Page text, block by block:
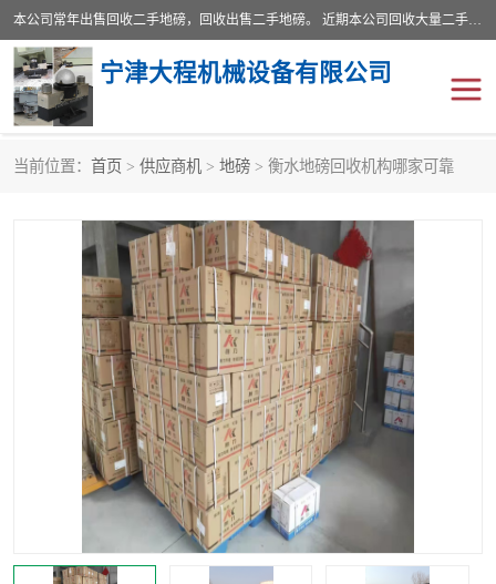
本公司常年出售回收二手地磅，回收出售二手地磅。 近期本公司回收大量二手地磅，型号齐全，宽度从2米到3.5米，长度5米到25米，承重吨位从10到200吨，成色7—9成新。 ? 使用年限6个月至2年，产品来源于个人闲置品，工矿企业停用品，因小换大而来。 精准度和新的一样， 二手地磅是内行人的选择，打个电话就省钱朋友您好等什么
宁津大程机械设备有限公司
当前位置： 首页 > 供应商机 > 地磅 > 衡水地磅回收机构哪家可靠
地磅传感器 废纸打包机
烘干机 食品烘干机
装载机电子秤 输送机
半自动输送机 全自动输送机
冷却塔 食品螺旋塔
木材撕碎机
塑料撕碎机 金属撕碎机